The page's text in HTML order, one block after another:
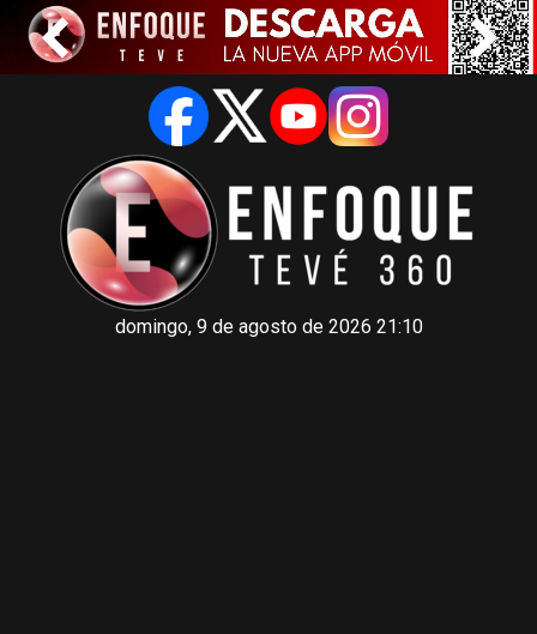
domingo, 9 de agosto de 2026 21:10